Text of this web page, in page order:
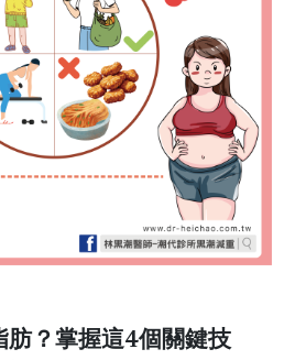
肪？掌握這4個關鍵技